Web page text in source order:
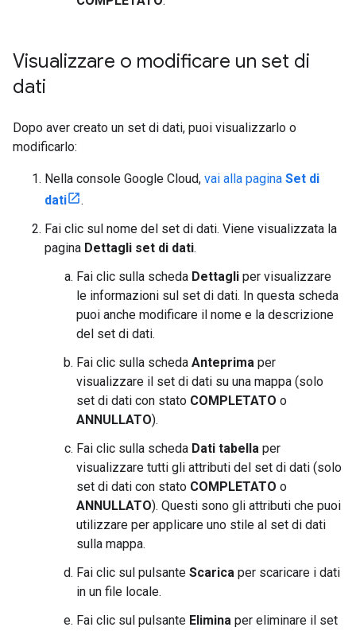
Visualizzare o modificare un set di
dati
Dopo aver creato un set di dati, puoi visualizzarlo o
modificarlo:
Nella console Google Cloud, vai alla pagina Set di
dati
.
Fai clic sul nome del set di dati. Viene visualizzata la
pagina Dettagli set di dati.
Fai clic sulla scheda Dettagli per visualizzare
le informazioni sul set di dati. In questa scheda
puoi anche modificare il nome e la descrizione
del set di dati.
Fai clic sulla scheda Anteprima per
visualizzare il set di dati su una mappa (solo
set di dati con stato COMPLETATO o
ANNULLATO).
Fai clic sulla scheda Dati tabella per
visualizzare tutti gli attributi del set di dati (solo
set di dati con stato COMPLETATO o
ANNULLATO). Questi sono gli attributi che puoi
utilizzare per applicare uno stile al set di dati
sulla mappa.
Fai clic sul pulsante Scarica per scaricare i dati
in un file locale.
Fai clic sul pulsante Elimina per eliminare il set